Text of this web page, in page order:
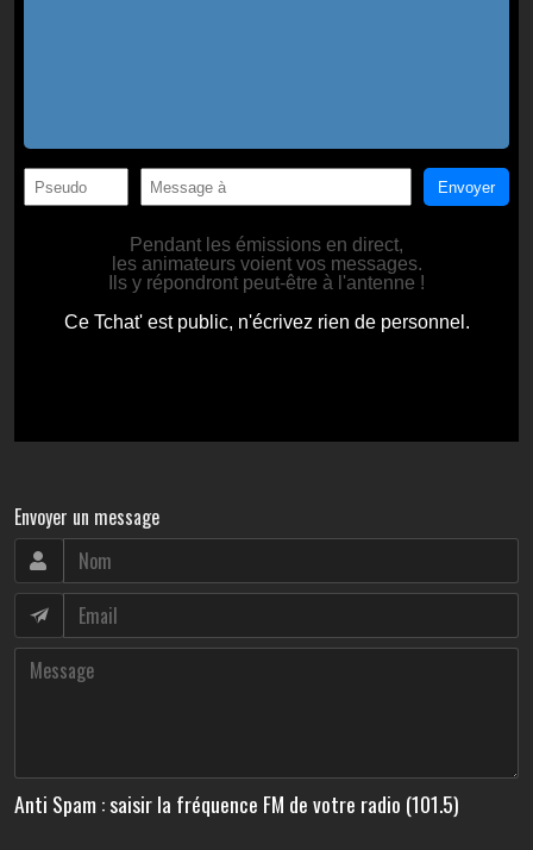
Envoyer un message
Anti Spam : saisir la fréquence FM de votre radio (101.5)